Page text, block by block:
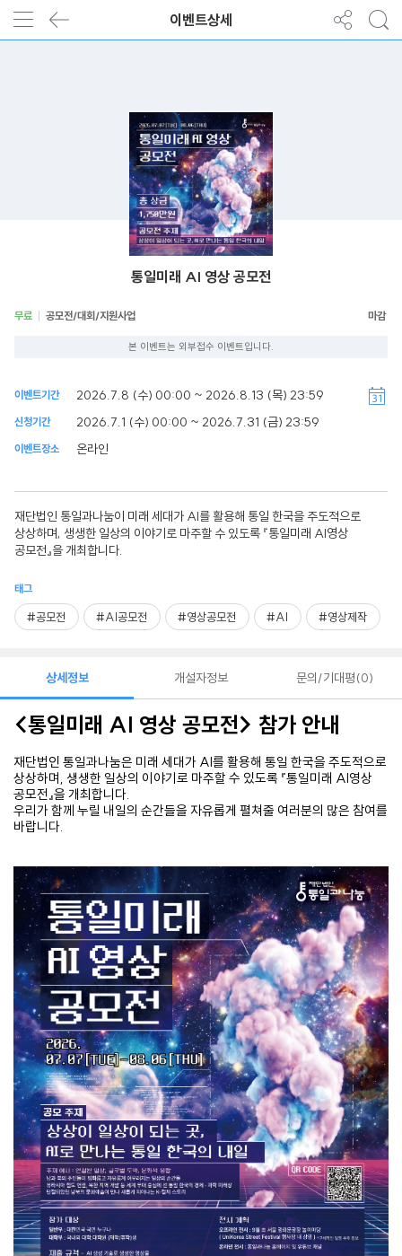
이벤트상세
통일미래 AI 영상 공모전
무료 공모전/대회/지원사업
본 이벤트는 외부접수 이벤트입니다.
이벤트기간 2026.7.8 (수) 00:00 ~ 2026.8.13 (목) 23:59
신청기간 2026.7.1 (수) 00:00 ~ 2026.7.31 (금) 23:59
이벤트장소 온라인
재단법인 통일과나눔이 미래 세대가 AI를 활용해 통일 한국을 주도적으로
상상하며, 생생한 일상의 이야기로 마주할 수 있도록 『통일미래 AI영상
공모전』을 개최합니다.
태그
#공모전 #AI공모전 #영상공모전 #AI #영상제작
상세정보
​<통일미래 AI 영상 공모전> 참가 안내
재단법인 통일과나눔은 미래 세대가 AI를 활용해 통일 한국을 주도적으로
상상하며, 생생한 일상의 이야기로 마주할 수 있도록 『통일미래 AI영상
공모전』을 개최합니다.
우리가 함께 누릴 내일의 순간들을 자유롭게 펼쳐줄 여러분의 많은 참여를
바랍니다.
개설자정보 문의/기대평 0